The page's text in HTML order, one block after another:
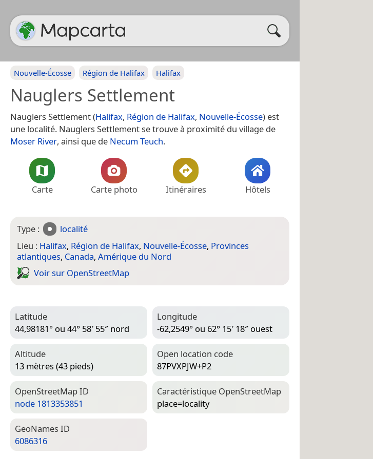
Nouvelle-Écosse Région de Halifax Halifax
Nauglers Settlement
Nauglers Settlement (Halifax, Région de Halifax, Nouvelle-Écosse) est
une localité. Nauglers Settlement se trouve à proximité du village de
Moser River, ainsi que de Necum Teuch.
Carte Carte photo Itinéraires Hôtels
Type :
localité
Lieu : Halifax, Région de Halifax, Nouvelle-Écosse, Provinces
atlantiques, Canada, Amérique du Nord
Voir sur Open­Street­Map
Latitude
44,98181° ou 44° 58′ 55″ nord
Longitude
-62,2549° ou 62° 15′ 18″ ouest
Altitude
13 mètres (43 pieds)
Open location code
87PVXPJW+P2
Open­Street­Map ID
node 1813353851
Caractéristique Open­Street­Map
place=­locality
Geo­Names ID
6086316